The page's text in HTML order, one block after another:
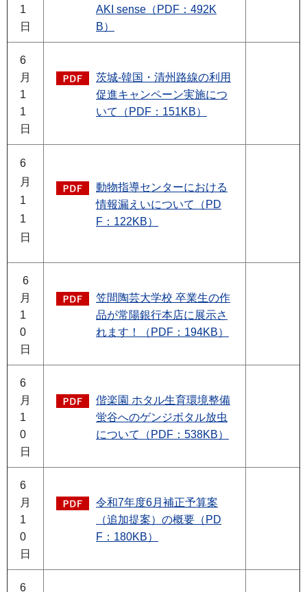
1
日
AKI sense（PDF：492K
B）
6
月
1
1
日
茨城-韓国・清州路線の利用
促進キャンペーン実施につ
いて（PDF：151KB）
6
月
1
1
日
動物指導センターにおける
情報漏えいについて（PD
F：122KB）
6
月
1
0
日
笠間陶芸大学校 卒業生の作
品が常陽銀行本店に展示さ
れます！（PDF：194KB）
6
月
1
0
日
偕楽園 ホタル生育環境整備
蛍谷へのゲンジボタル放虫
について（PDF：538KB）
6
月
1
0
日
令和7年度6月補正予算案
（追加提案）の概要（PD
F：180KB）
6